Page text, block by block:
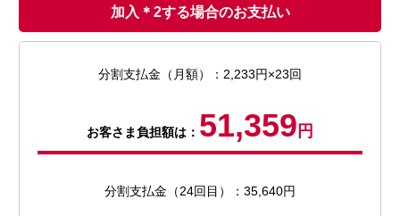
加入＊2する場合のお支払い
分割支払金（月額）：2,233円×23回
お客さま負担額は： 51,359 円
分割支払金（24回目）：35,640円